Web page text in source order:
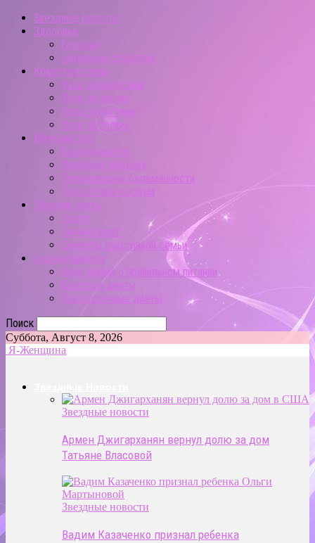
Звездные новости
Здоровье
Болезни
Народные средства
Красота и стиль
Уход за волосами
Уход за лицом
Уход за ногтями
Уход за телом
Материнство
Беременность
Здоровье ребенка
Планирование беременности
Подготовка к родам
Полезно знать
Досуг
Личный рост
Секреты счастливой семьи
Худеем вместе
База знаний о правильном питании
Быстрые диеты
Долгосрочные диеты
Поиск
Суббота, Август 8, 2026
Я-Женщина
Звездные новости
Армен Джигарханян вернул долю за дом
Татьяне Власовой
Звездные новости
Вадим Казаченко признал ребенка